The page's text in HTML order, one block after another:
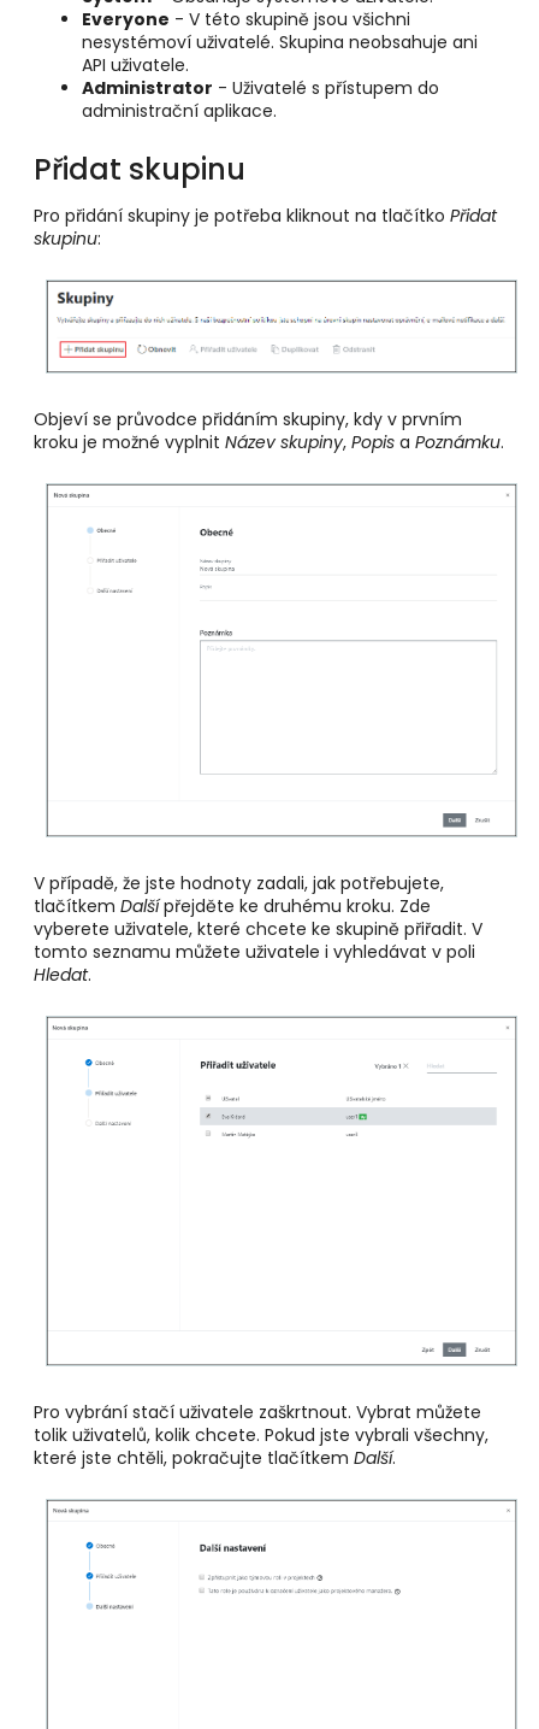
Everyone - V této skupině jsou všichni
nesystémoví uživatelé. Skupina neobsahuje ani
API uživatele.
Administrator - Uživatelé s přístupem do
administrační aplikace.
Přidat skupinu
Pro přidání skupiny je potřeba kliknout na tlačítko Přidat
skupinu:
Objeví se průvodce přidáním skupiny, kdy v prvním
kroku je možné vyplnit Název skupiny, Popis a Poznámku.
V případě, že jste hodnoty zadali, jak potřebujete,
tlačítkem Dalšípřejděte ke druhému kroku. Zde
vyberete uživatele, které chcete ke skupině přiřadit. V
tomto seznamu můžete uživatele i vyhledávat v poli
Hledat.
Pro vybrání stačí uživatele zaškrtnout. Vybrat můžete
tolik uživatelů, kolik chcete. Pokud jste vybrali všechny,
které jste chtěli, pokračujte tlačítkem Další.